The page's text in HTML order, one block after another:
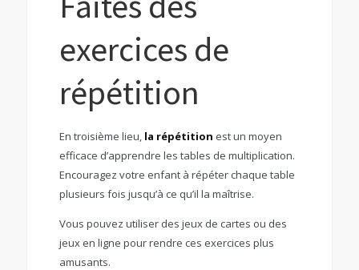
exercices de
répétition
En troisième lieu, la répétition est un moyen
efficace d’apprendre les tables de multiplication.
Encouragez votre enfant à répéter chaque table
plusieurs fois jusqu’à ce qu’il la maîtrise.
Vous pouvez utiliser des jeux de cartes ou des
jeux en ligne pour rendre ces exercices plus
amusants.